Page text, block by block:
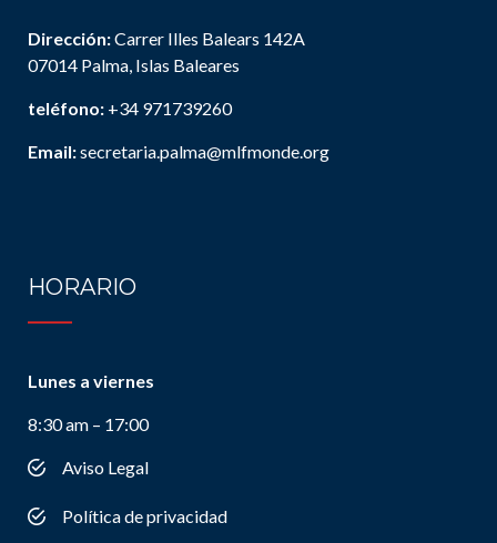
Dirección:Carrer Illes Balears 142A
07014 Palma, Islas Baleares
teléfono: +34 971739260
Email:secretaria.palma@mlfmonde.org
HORARIO
Lunes a viernes
8:30 am – 17:00
Aviso Legal
Política de privacidad